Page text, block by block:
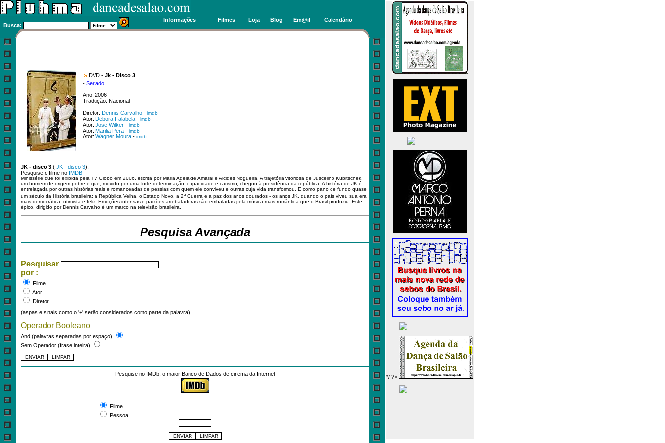
Busca:
Informações Filmes Loja Blog Em@il Calendário
DVD - Jk - Disco 3
- Seriado
Ano: 2006
Tradução: Nacional
Diretor: Dennis Carvalho - imdb
Ator: Debora Falabela - imdb
Ator: Jose Wilker - imdb
Ator: Marilia Pera - imdb
Ator: Wagner Moura - imdb
JK - disco 3 ( JK - disco 3).
Pesquise o filme no IMDB
Minissérie que foi exibida pela TV Globo em 2006, escrita por Maria Adelaide Amaral e Alcides Nogueira. A trajetória vitoriosa de Juscelino Kubitschek,
um homem de origem pobre e que, movido por uma forte determinação, capacidade e carismo, chegou à presidência da república. A história de JK é
entrelaçada por outras histórias reais e romanceadas de pessias com quem ele conviveu e outras cuja vida transformou. E como pano de fundo quase
um século da História brasileira: a República Velha, o Estado Novo, a 2aGuerra e a paz dos anos dourados - os anos JK, quando o país viveu sua era
mais democrática, otimista e feliz. Emoções intensas e paixões arrebatadoras são embaladas pela música mais romântica que o Brasil produziu. Este
épico, dirigido por Dennis Carvalho é um marco na televisão brasileira.
Pesquisa Avançada
Pesquisar
por :
Filme
Ator
Diretor
(aspas e sinais como o '+' serão considerados como parte da palavra)
Operador Booleano
And (palavras separadas por espaço)
Sem Operador (frase inteira)
Pesquise no IMDb, o maior Banco de Dados de cinema da Internet
Filme
Pessoa
*/ ?>